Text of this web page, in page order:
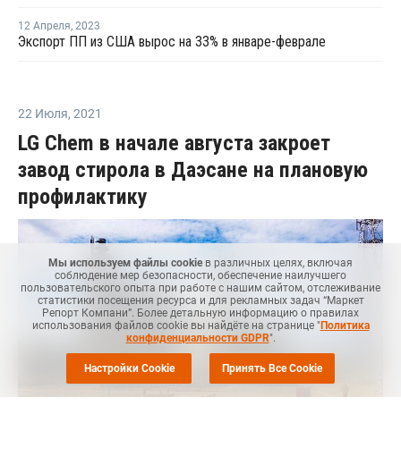
12 Апреля, 2023
Экспорт ПП из США вырос на 33% в январе-феврале
22 Июля, 2021
LG Chem в начале августа закроет
завод стирола в Даэсане на плановую
профилактику
Мы используем файлы cookie в различных целях, включая
соблюдение мер безопасности, обеспечение наилучшего
пользовательского опыта при работе с нашим сайтом, отслеживание
статистики посещения ресурса и для рекламных задач “Маркет
Репорт Компани”. Более детальную информацию о правилах
использования файлов cookie вы найдёте на странице "Политика
конфиденциальности GDPR".
Настройки Cookie Принять Все Cookie